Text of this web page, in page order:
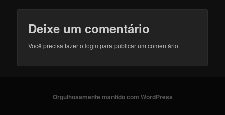
Deixe um comentário
Você precisa fazer ologin para publicar um comentário.
Orgulhosamente mantido com WordPress